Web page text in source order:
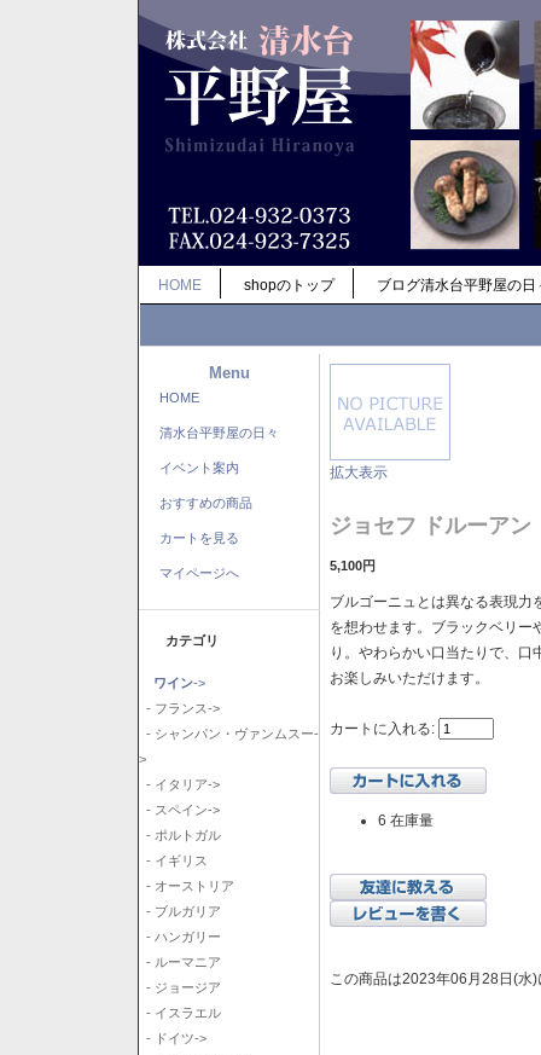
HOME shopのトップ ブログ清水台平野屋の日
Menu
HOME
清水台平野屋の日々
イベント案内
おすすめの商品
カートを見る
マイページへ
カテゴリ
ワイン->
- フランス->
- シャンパン・ヴァンムスー-
>
- イタリア->
- スペイン->
- ポルトガル
- イギリス
- オーストリア
- ブルガリア
- ハンガリー
- ルーマニア
- ジョージア
- イスラエル
- ドイツ->
拡大表示
ジョセフ ドルーア
5,100円
ブルゴーニュとは異なる表現力
を想わせます。ブラックベリー
り。やわらかい口当たりで、
お楽しみいただけます。
カートに入れる:
6 在庫量
この商品は2023年06月28日(水